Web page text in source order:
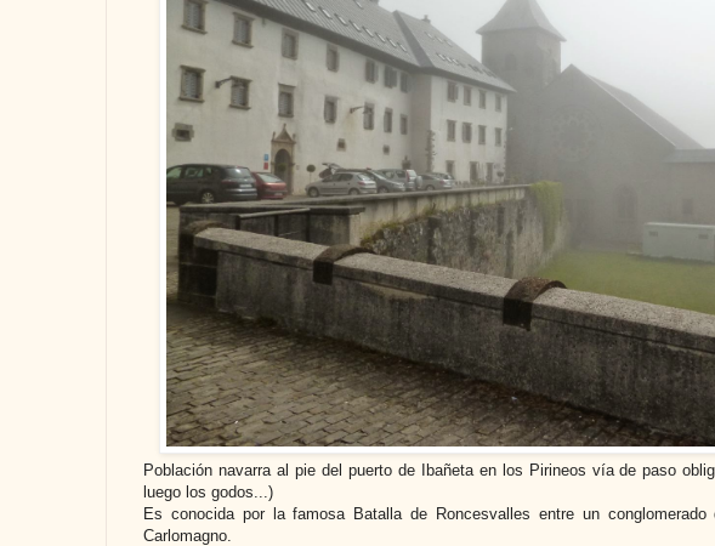
Población navarra al pie del puerto de Ibañeta en los Pirineos vía de paso
luego los godos...)
Es conocida por la famosa Batalla de Roncesvalles entre un
Carlomagno.